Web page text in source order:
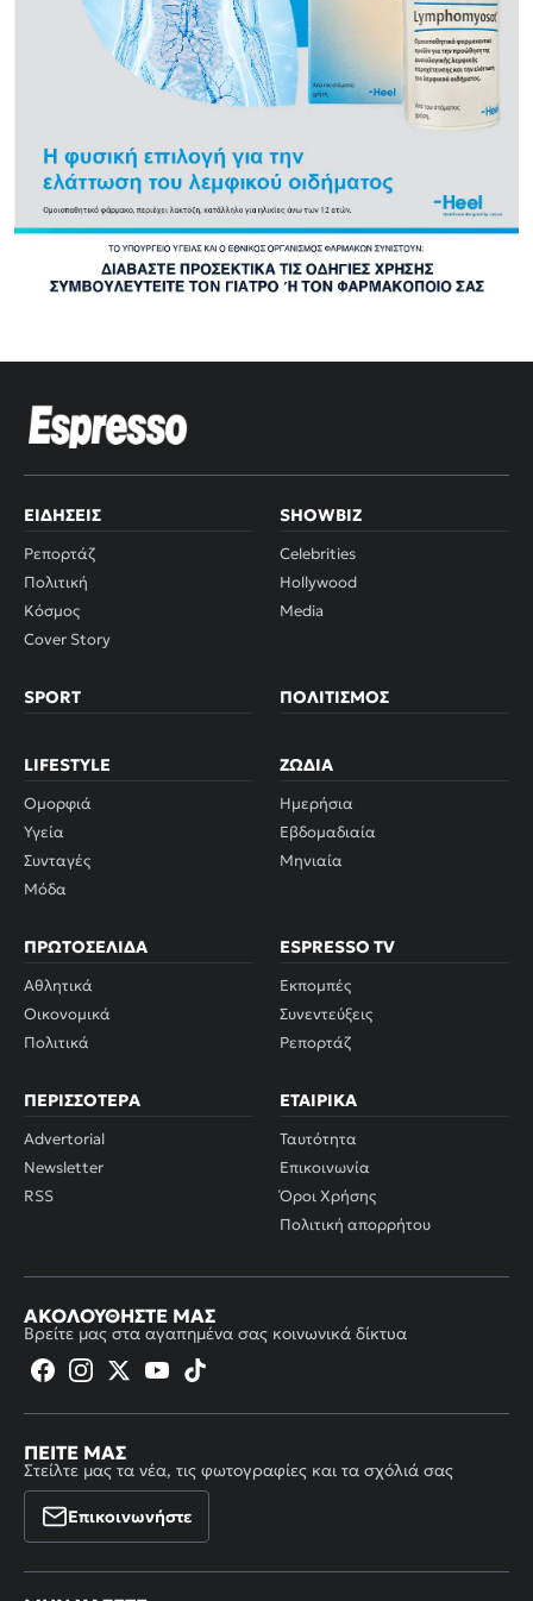
ΕΙΔΉΣΕΙΣ
Ρεπορτάζ
Πολιτική
Κόσμος
Cover Story
SHOWBIZ
Celebrities
Hollywood
Media
SPORT ΠΟΛΙΤΙΣΜΌΣ
LIFESTYLE
Ομορφιά
Υγεία
Συνταγές
Μόδα
ΖΏΔΙΑ
Ημερήσια
Εβδομαδιαία
Μηνιαία
ΠΡΩΤΟΣΈΛΙΔΑ
Αθλητικά
Οικονομικά
Πολιτικά
ESPRESSO TV
Εκπομπές
Συνεντεύξεις
Ρεπορτάζ
ΠΕΡΙΣΣΌΤΕΡΑ
Advertorial
Newsletter
RSS
ΕΤΑΙΡΙΚΆ
Ταυτότητα
Επικοινωνία
Όροι Χρήσης
Πολιτική απορρήτου
ΑΚΟΛΟΥΘΉΣΤΕ ΜΑΣ
Βρείτε μας στα αγαπημένα σας κοινωνικά δίκτυα
ΠΕΊΤΕ ΜΑΣ
Στείλτε μας τα νέα, τις φωτογραφίες και τα σχόλιά σας
Επικοινωνήστε